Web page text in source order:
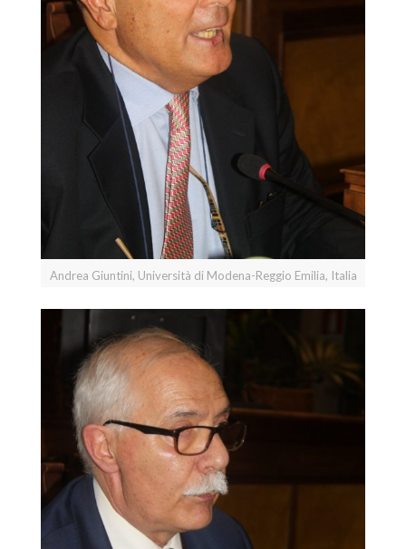
Andrea Giuntini, Università di Modena-Reggio Emilia, Italia